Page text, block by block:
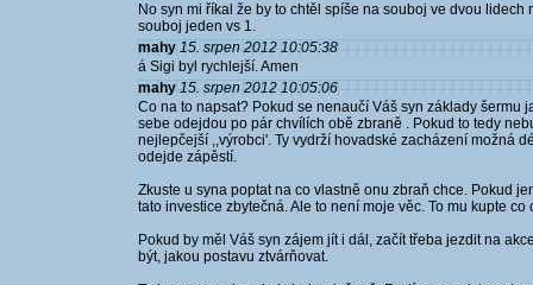
No syn mi říkal že by to chtěl spíše na souboj ve dvou
souboj jeden vs 1.
mahy 15. srpen 2012 10:05:38
á Sigi byl rychlejší. Amen
mahy 15. srpen 2012 10:05:06
Co na to napsat? Pokud se nenaučí Váš syn základy šermu
sebe odejdou po pár chvílích obě zbraně . Pokud to tedy
nejlepčejší ,,výrobci'. Ty vydrží hovadské zacházení možná
odejde zápěstí.
Zkuste u syna poptat na co vlastně onu zbraň chce. Pokud
tato investice zbytečná. Ale to není moje věc. To mu kupte co
Pokud by měl Váš syn zájem jít i dál, začít třeba jezdit na
být, jakou postavu ztvárňovat.